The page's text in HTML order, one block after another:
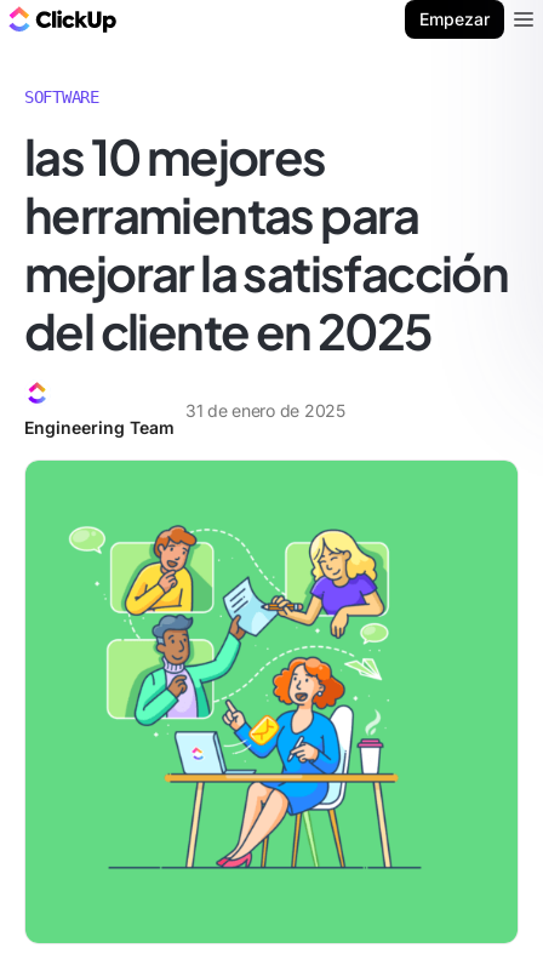
Empezar
SOFTWARE
las 10 mejores
herramientas para
mejorar la satisfacción
del cliente en 2025
Engineering Team
31 de enero de 2025